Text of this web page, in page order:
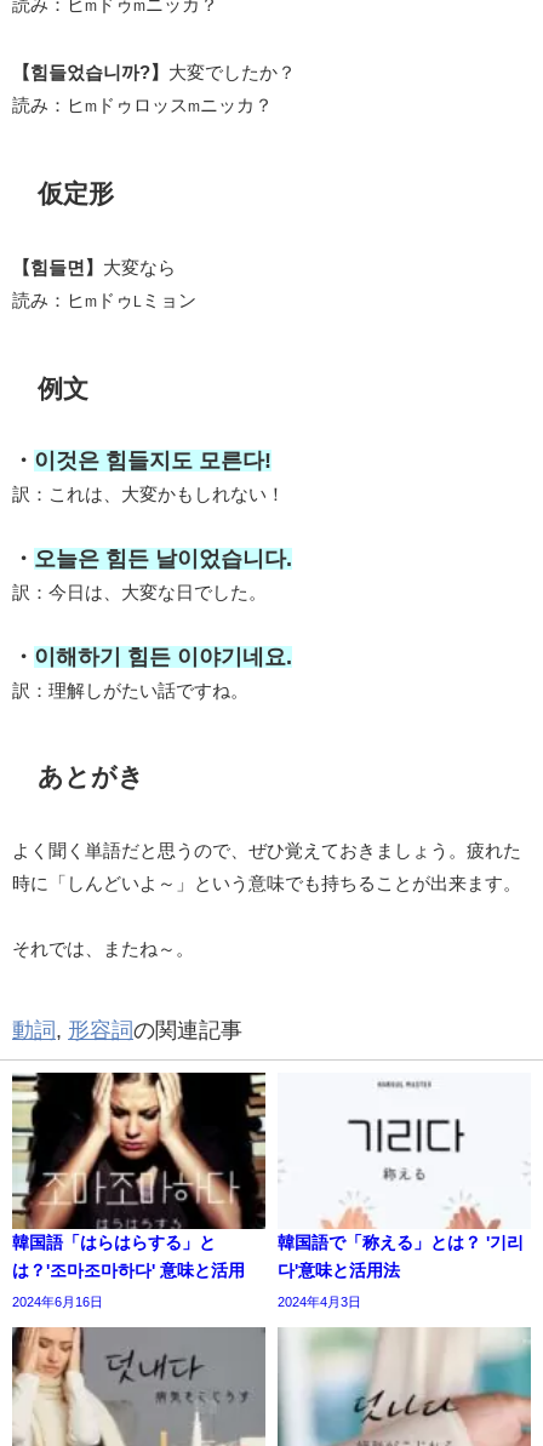
読み：ヒ m ドゥmニッカ？
【힘들었습니까?】 大変でしたか？
読み：ヒ m ドゥロッスmニッカ？
仮定形
【힘들면】 大変なら
読み：ヒ m ドゥ ミョン
例文
・ 이것은 힘들지도 모른다!
訳：これは、大変かもしれない！
・ 오늘은 힘든 날이었습니다.
訳：今日は、大変な日でした。
・ 이해하기 힘든 이야기네요.
訳：理解しがたい話ですね。
あとがき
よく聞く単語だと思うので、ぜひ覚えておきましょう。疲れた
時に「しんどいよ～」という意味でも持ちることが出来ます。
それでは、またね～。
動詞 , 形容詞の関連記事
韓国語「はらはらする」と
は？'조마조마하다' 意味と活用
2024年6月16日
韓国語で「称える」とは？ '기리
다'意味と活用法
2024年4月3日